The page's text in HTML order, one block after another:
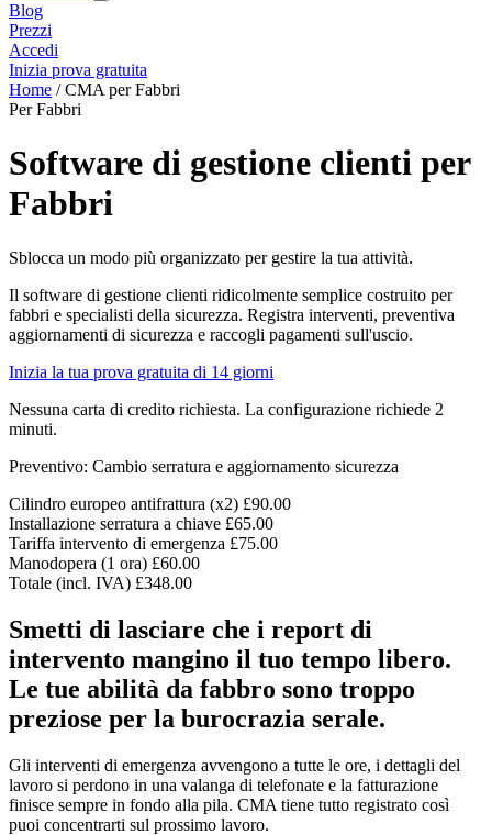
Blog‎
Prezzi
Accedi
Inizia prova gratuita
Home / CMA per Fabbri
Per Fabbri
Software di gestione clienti per
Fabbri
Sblocca un modo più organizzato per gestire la tua attività.
Il software di gestione clienti ridicolmente semplice costruito per
fabbri e specialisti della sicurezza. Registra interventi, preventiva
aggiornamenti di sicurezza e raccogli pagamenti sull'uscio.
Inizia la tua prova gratuita di 14 giorni
Nessuna carta di credito richiesta. La configurazione richiede 2
minuti.
Preventivo: Cambio serratura e aggiornamento sicurezza
Cilindro europeo antifrattura (x2) £90.00
Installazione serratura a chiave £65.00
Tariffa intervento di emergenza £75.00
Manodopera (1 ora) £60.00
Totale (incl. IVA) £348.00
Smetti di lasciare che i report di
intervento mangino il tuo tempo libero.
Le tue abilità da fabbro sono troppo
preziose per la burocrazia serale.
Gli interventi di emergenza avvengono a tutte le ore, i dettagli del
lavoro si perdono in una valanga di telefonate e la fatturazione
finisce sempre in fondo alla pila. CMA tiene tutto registrato così
puoi concentrarti sul prossimo lavoro.